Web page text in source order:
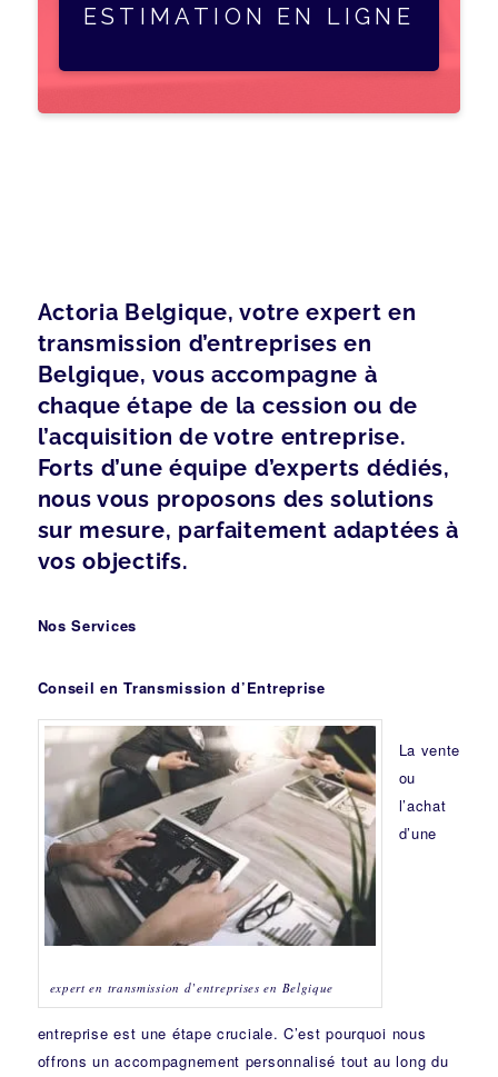
ESTIMATION EN LIGNE
Actoria Belgique, votre expert en
transmission d’entreprises en
Belgique, vous accompagne à
chaque étape de la cession ou de
l’acquisition de votre entreprise.
Forts d’une équipe d’experts dédiés,
nous vous proposons des solutions
sur mesure, parfaitement adaptées à
vos objectifs.
Nos Services
Conseil en Transmission d’Entreprise
expert en transmission d’entreprises en Belgique
La vente
ou
l’achat
d’une
entreprise est une étape cruciale. C’est pourquoi nous
offrons un accompagnement personnalisé tout au long du